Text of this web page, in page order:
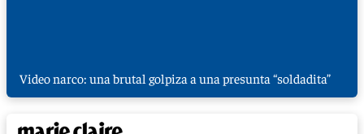
Video narco: una brutal golpiza a una presunta “soldadita”